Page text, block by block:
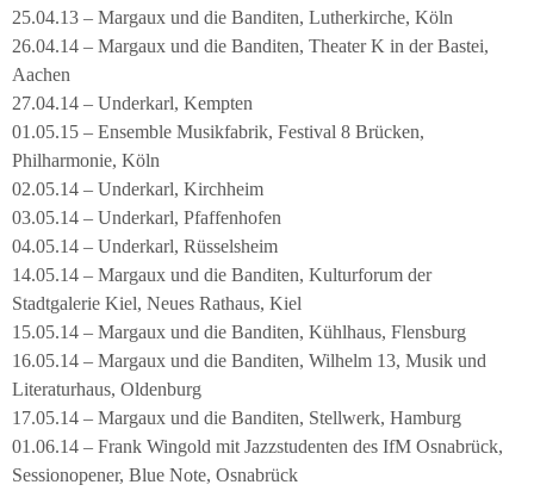
25.04.13 – Margaux und die Banditen, Lutherkirche, Köln
26.04.14 – Margaux und die Banditen, Theater K in der Bastei,
Aachen
27.04.14 – Underkarl, Kempten
01.05.15 – Ensemble Musikfabrik, Festival 8 Brücken,
Philharmonie, Köln
02.05.14 – Underkarl, Kirchheim
03.05.14 – Underkarl, Pfaffenhofen
04.05.14 – Underkarl, Rüsselsheim
14.05.14 – Margaux und die Banditen, Kulturforum der
Stadtgalerie Kiel, Neues Rathaus, Kiel
15.05.14 – Margaux und die Banditen, Kühlhaus, Flensburg
16.05.14 – Margaux und die Banditen, Wilhelm 13, Musik und
Literaturhaus, Oldenburg
17.05.14 – Margaux und die Banditen, Stellwerk, Hamburg
01.06.14 – Frank Wingold mit Jazzstudenten des IfM Osnabrück,
Sessionopener, Blue Note, Osnabrück